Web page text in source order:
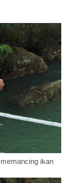
ikan